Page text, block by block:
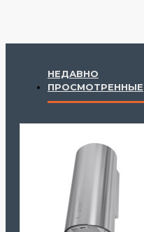
НЕДАВНО
ПРОСМОТРЕННЫЕ